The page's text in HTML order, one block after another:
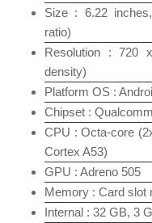
Size : 6.22
ratio)
Resolution : 720
density)
Platform OS :
Chipset :
CPU : Octa-core
Cortex A53)
GPU : Adreno 505
Memory : Card slot
Internal : 32 GB, 3